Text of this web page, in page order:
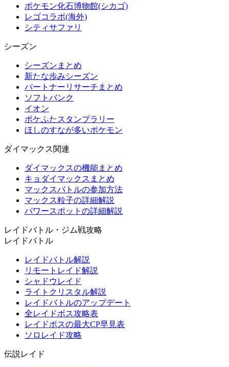
ポケモン化石博物館(シカゴ)
レゴコラボ(海外)
シティサファリ
シーズン
シーズンまとめ
新たな歩みシーズン
パートナーリサーチまとめ
ソフトバンク
イオン
ポケふたスタンプラリー
ほしのすなが多いポケモン
ダイマックス関連
ダイマックスの機能まとめ
キョダイマックスまとめ
マックスバトルの参加方法
マックス粒子の詳細解説
パワースポットの詳細解説
レイドバトル・ジム戦攻略
レイドバトル
レイドバトル解説
リモートレイド解説
シャドウレイド
ライトクリスタル解説
レイドバトルのアップデート
全レイドボス攻略表
レイドボスの最大CP早見表
ソロレイド攻略
伝説レイド